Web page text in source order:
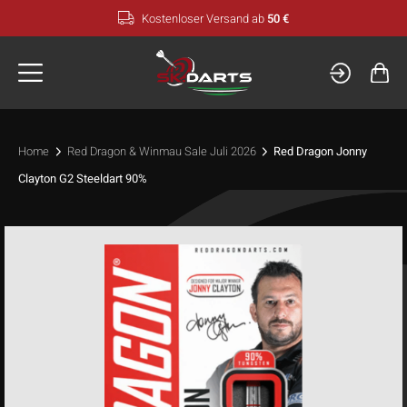
Inhalt
Kostenloser Versand ab 50 €
Home Red Dragon & Winmau Sale Juli 2026
Red Dragon Jonny
Clayton G2 Steeldart 90%